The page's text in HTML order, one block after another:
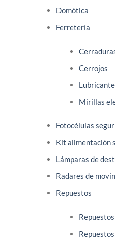
Domótica
Ferretería
Cerrojos
Mirillas
Fotocélulas
Kit alimentación
Lámparas de
Radares de
Repuestos